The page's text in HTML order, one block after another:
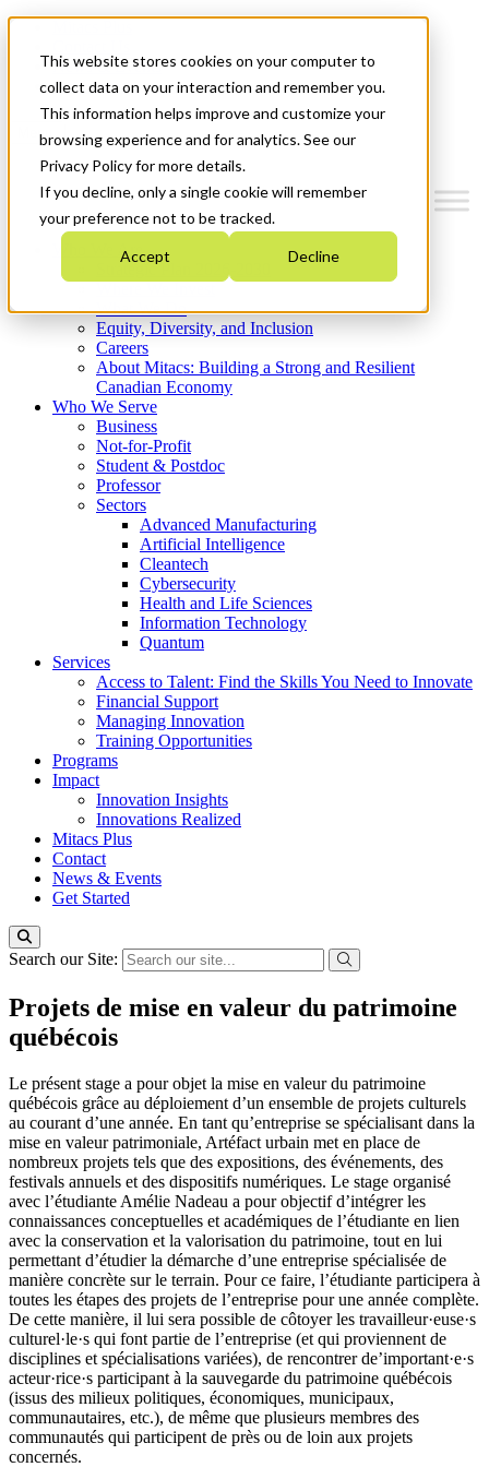
This website stores cookies on your computer to
collect data on your interaction and remember you.
This information helps improve and customize your
browsing experience and for analytics. See our
Privacy Policy for more details.
If you decline, only a single cookie will remember
your preference not to be tracked.
Accept Decline
News & Events
Get Started
Menu
Who We Are
Strategic Plan 2026-2030
What We Do
Equity, Diversity, and Inclusion
Careers
About Mitacs: Building a Strong and Resilient
Canadian Economy
Who We Serve
Business
Not-for-Profit
Student & Postdoc
Professor
Sectors
Advanced Manufacturing
Artificial Intelligence
Cleantech
Cybersecurity
Health and Life Sciences
Information Technology
Quantum
Services
Access to Talent: Find the Skills You Need to Innovate
Financial Support
Managing Innovation
Training Opportunities
Programs
Impact
Innovation Insights
Innovations Realized
Mitacs Plus
Contact
News & Events
Get Started
Search our Site:
Projets de mise en valeur du patrimoine
québécois
Le présent stage a pour objet la mise en valeur du patrimoine
québécois grâce au déploiement d’un ensemble de projets culturels
au courant d’une année. En tant qu’entreprise se spécialisant dans la
mise en valeur patrimoniale, Artéfact urbain met en place de
nombreux projets tels que des expositions, des événements, des
festivals annuels et des dispositifs numériques. Le stage organisé
avec l’étudiante Amélie Nadeau a pour objectif d’intégrer les
connaissances conceptuelles et académiques de l’étudiante en lien
avec la conservation et la valorisation du patrimoine, tout en lui
permettant d’étudier la démarche d’une entreprise spécialisée de
manière concrète sur le terrain. Pour ce faire, l’étudiante participera à
toutes les étapes des projets de l’entreprise pour une année complète.
De cette manière, il lui sera possible de côtoyer les travailleur·euse·s
culturel·le·s qui font partie de l’entreprise (et qui proviennent de
disciplines et spécialisations variées), de rencontrer de’important·e·s
acteur·rice·s participant à la sauvegarde du patrimoine québécois
(issus des milieux politiques, économiques, municipaux,
communautaires, etc.), de même que plusieurs membres des
communautés qui participent de près ou de loin aux projets
concernés.